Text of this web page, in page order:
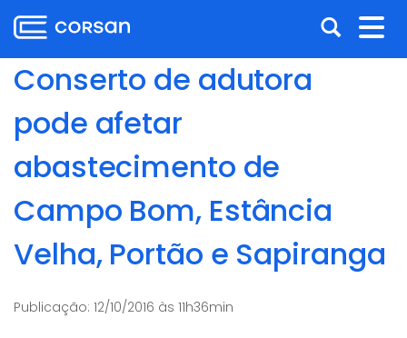
para
o
conteúdo
para
menu
para
busca
para
o
conteúdo
Abrir
a
Conserto de adutora
pode afetar
abastecimento de
Campo Bom, Estância
Velha, Portão e Sapiranga
Publicação: 12/10/2016 às 11h36min